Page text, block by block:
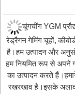
चूंगचींग YGM
रेड्रैगन गेमिंग चूहों,
है।हम उत्पादन और
हम नियमित रूप से अपने
का उत्पादन करते
रखरखाव है।इसके